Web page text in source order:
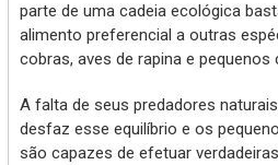
parte de uma cadeia ecológica
alimento preferencial a outras
cobras, aves de rapina e pequenos
A falta de seus predadores
desfaz esse equilíbrio e os
são capazes de efetuar